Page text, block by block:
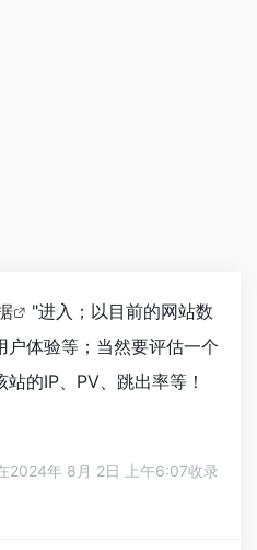
"进入；以目前的网站数
体验等；当然要评估一个
的IP、PV、跳出率等！
2024年 8月 2日 上午6:07收录